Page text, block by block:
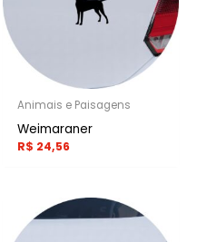
Animais e Paisagens
Weimaraner
R$ 24,56